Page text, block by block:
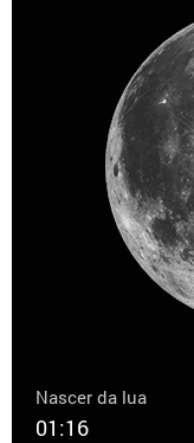
Nascer da lua
01:16